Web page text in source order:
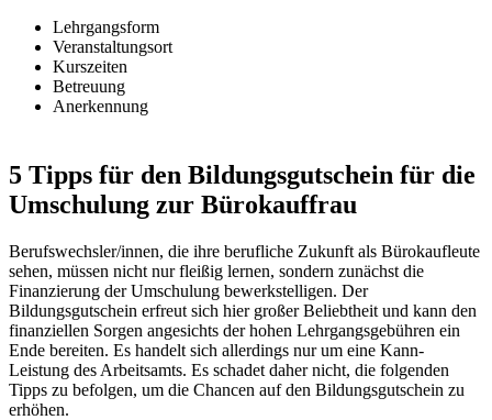
Lehrgangsform
Veranstaltungsort
Kurszeiten
Betreuung
Anerkennung
5 Tipps für den Bildungsgutschein für die
Umschulung zur Bürokauffrau
Berufswechsler/innen, die ihre berufliche Zukunft als Bürokaufleute
sehen, müssen nicht nur fleißig lernen, sondern zunächst die
Finanzierung der Umschulung bewerkstelligen. Der
Bildungsgutschein erfreut sich hier großer Beliebtheit und kann den
finanziellen Sorgen angesichts der hohen Lehrgangsgebühren ein
Ende bereiten. Es handelt sich allerdings nur um eine Kann-
Leistung des Arbeitsamts. Es schadet daher nicht, die folgenden
Tipps zu befolgen, um die Chancen auf den Bildungsgutschein zu
erhöhen.